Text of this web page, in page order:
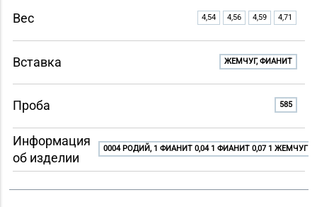
Вес 4,54 4,56 4,59 4,71
Вставка ЖЕМЧУГ, ФИАНИТ
Проба 585
Информация
об изделии
0004 РОДИЙ, 1 ФИАНИТ 0,04 1 ФИАНИТ 0,07 1 ЖЕМЧУГ